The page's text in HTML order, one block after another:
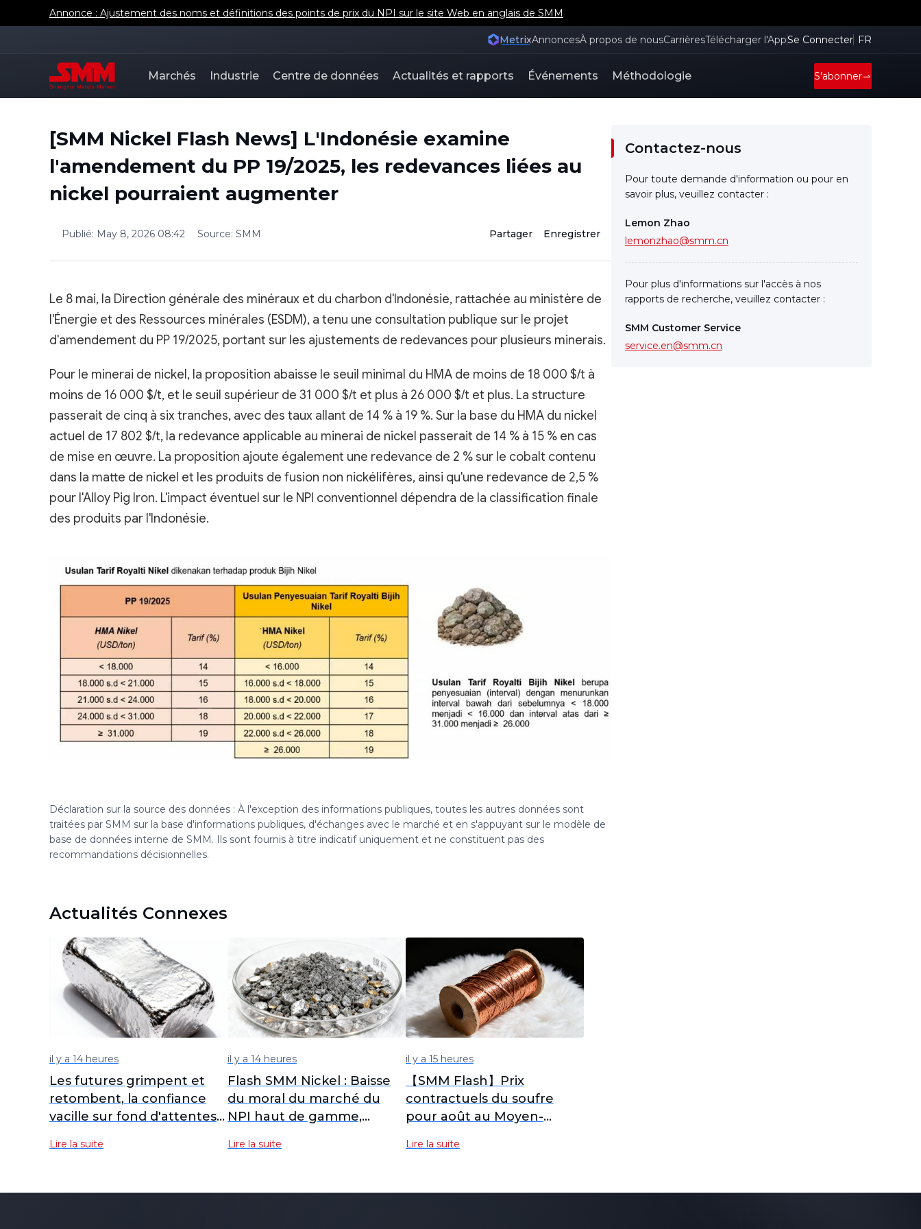
Annonce : Ajustement des noms et définitions des points de prix du NPI sur le site Web en anglais de SMM
MetrixAnnoncesÀ propos de nousCarrièresTélécharger l'AppSe Connecter FR
Marchés Industrie Centre de données Actualités et rapports Événements Méthodologie S'abonner
[SMM Nickel Flash News] L'Indonésie examine
l'amendement du PP 19/2025, les redevances liées au
nickel pourraient augmenter
Publié: May 8, 2026 08:42 Source: SMM Partager Enregistrer
Le 8 mai, la Direction générale des minéraux et du charbon d'Indonésie, rattachée au ministère de
l'Énergie et des Ressources minérales (ESDM), a tenu une consultation publique sur le projet
d'amendement du PP 19/2025, portant sur les ajustements de redevances pour plusieurs minerais.
Pour le minerai de nickel, la proposition abaisse le seuil minimal du HMA de moins de 18 000 $/t à
moins de 16 000 $/t, et le seuil supérieur de 31 000 $/t et plus à 26 000 $/t et plus. La structure
passerait de cinq à six tranches, avec des taux allant de 14 % à 19 %. Sur la base du HMA du nickel
actuel de 17 802 $/t, la redevance applicable au minerai de nickel passerait de 14 % à 15 % en cas
de mise en œuvre. La proposition ajoute également une redevance de 2 % sur le cobalt contenu
dans la matte de nickel et les produits de fusion non nickélifères, ainsi qu'une redevance de 2,5 %
pour l'Alloy Pig Iron. L'impact éventuel sur le NPI conventionnel dépendra de la classification finale
des produits par l'Indonésie.
Déclaration sur la source des données : À l'exception des informations publiques, toutes les autres données sont
traitées par SMM sur la base d'informations publiques, d'échanges avec le marché et en s'appuyant sur le modèle de
base de données interne de SMM. Ils sont fournis à titre indicatif uniquement et ne constituent pas des
recommandations décisionnelles.
Actualités Connexes
il y a 14 heures
Les futures grimpent et
retombent, la confiance
vacille sur fond d'attentes
Lire la suite
il y a 14 heures
Flash SMM Nickel : Baisse
du moral du marché du
NPI haut de gamme,
repli
Lire la suite
il y a 15 heures
【SMM Flash】Prix
contractuels du soufre
pour août au Moyen-
Lire la suite
Contactez-nous
Pour toute demande d'information ou pour en
savoir plus, veuillez contacter :
Lemon Zhao
lemonzhao@smm.cn
Pour plus d'informations sur l'accès à nos
rapports de recherche, veuillez contacter :
SMM Customer Service
service.en@smm.cn